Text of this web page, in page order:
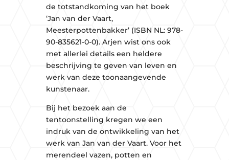
de totstandkoming van het boek
‘Jan van der Vaart,
Meesterpottenbakker’ (ISBN NL: 978-
90-835621-0-0). Arjen wist ons ook
met allerlei details een heldere
beschrijving te geven van leven en
werk van deze toonaangevende
kunstenaar.
Bij het bezoek aan de
tentoonstelling kregen we een
indruk van de ontwikkeling van het
werk van Jan van der Vaart. Voor het
merendeel vazen, potten en